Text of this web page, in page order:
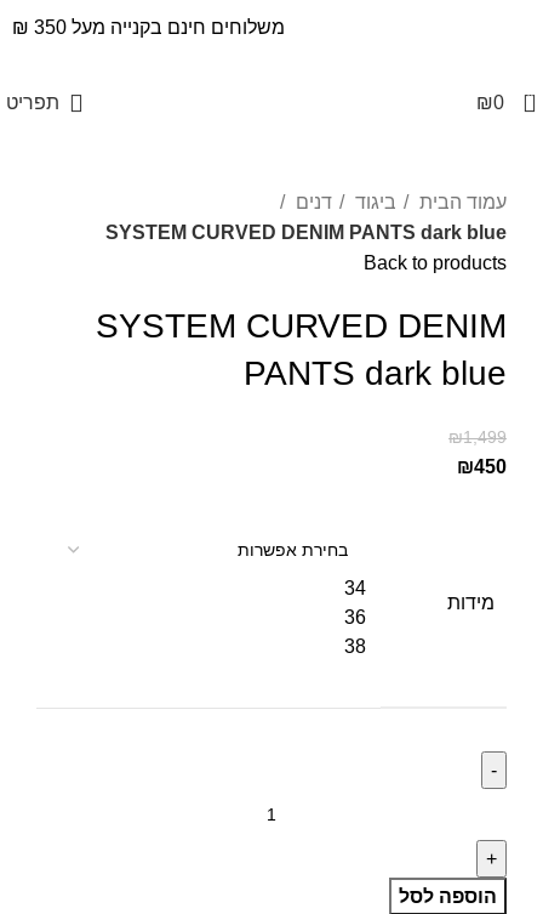
0
₪0 תפריט
Click to enlarge
עמוד הבית ביגוד
דנים
SYSTEM CURVED DENIM PANTS dark blue
Back to products
SYSTEM CURVED DENIM
PANTS dark blue
₪1,499
₪450
מידות
34
36
38
הוספה לסל
משלוחים חינם בקנייה מעל 350 ₪